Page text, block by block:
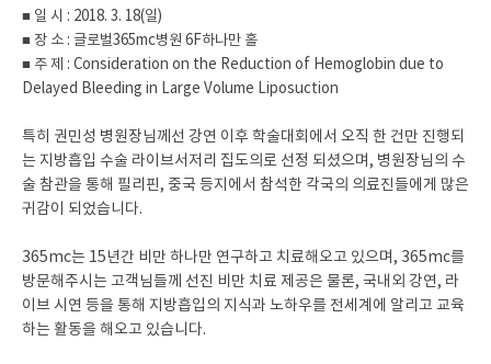
■ 일 시 : 2018. 3. 18(일)
■ 장 소 : 글로벌365mc병원 6F하나만 홀
■ 주 제 : Consideration on the Reduction of Hemoglobin due to
Delayed Bleeding in Large Volume Liposuction
특히 권민성 병원장님께선 강연 이후 학술대회에서 오직 한 건만 진행되
는 지방흡입 수술 라이브서저리 집도의로 선정 되셨으며, 병원장님의 수
술 참관을 통해 필리핀, 중국 등지에서 참석한 각국의 의료진들에게 많은
귀감이 되었습니다.
365mc는 15년간 비만 하나만 연구하고 치료해오고 있으며, 365mc를
방문해주시는 고객님들께 선진 비만 치료 제공은 물론, 국내외 강연, 라
이브 시연 등을 통해 지방흡입의 지식과 노하우를 전세계에 알리고 교육
하는 활동을 해오고 있습니다.